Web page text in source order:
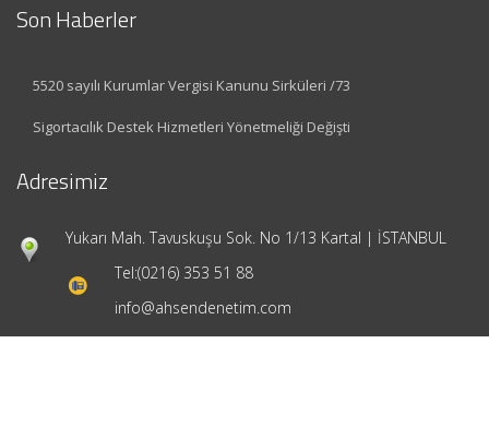
Son Haberler
5520 sayılı Kurumlar Vergisi Kanunu Sirküleri /73
Sigortacılık Destek Hizmetleri Yönetmeliği Değişti
Adresimiz
Yukarı Mah. Tavuskuşu Sok. No 1/13 Kartal | İSTANBUL
Tel:(0216) 353 51 88
info@ahsendenetim.com